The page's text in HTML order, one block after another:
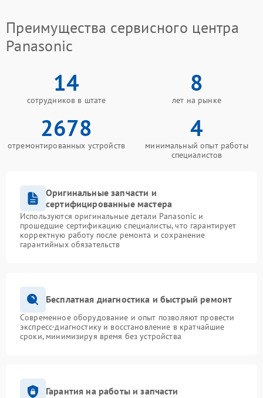
Преимущества сервисного центра
Panasonic
14
сотрудников в штате
8
лет на рынке
2678
отремонтированных устройств
4
минимальный опыт работы
специалистов
Оригинальные запчасти и
сертифицированные мастера
Используются оригинальные детали Panasonic и
прошедшие сертификацию специалисты, что гарантирует
корректную работу после ремонта и сохранение
гарантийных обязательств
Бесплатная диагностика и быстрый ремонт
Современное оборудование и опыт позволяют провести
экспресс-диагностику и восстановление в кратчайшие
сроки, минимизируя время без устройства
Гарантия на работы и запчасти